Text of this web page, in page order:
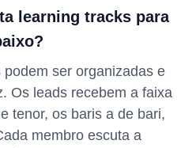
learning tracks para
ser organizadas e
Os leads recebem a faixa
tenor, os baris a de bari,
membro escuta a